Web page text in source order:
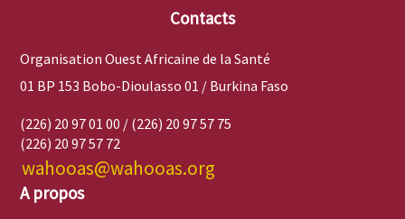
Contacts
Organisation Ouest Africaine de la Santé
01 BP 153 Bobo-Dioulasso 01 / Burkina Faso
(226) 20 97 01 00 / (226) 20 97 57 75
(226) 20 97 57 72
wahooas@wahooas.org
A propos